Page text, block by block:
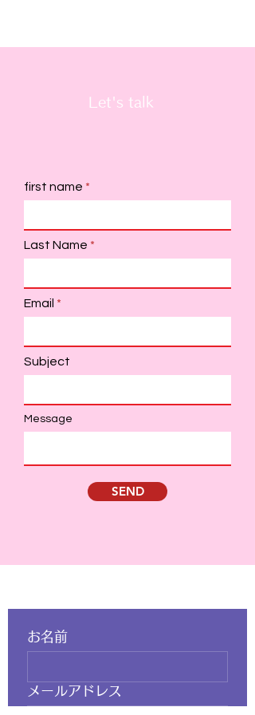
Let's talk
first name
Last Name
Email
Subject
Message
SEND
お名前
メールアドレス